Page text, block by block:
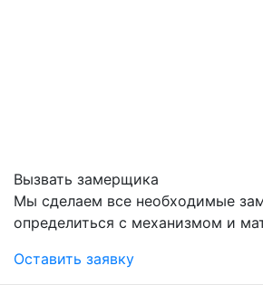
Вызвать замерщика
Мы сделаем все необходимые
определиться с механизмом и
Оставить заявку